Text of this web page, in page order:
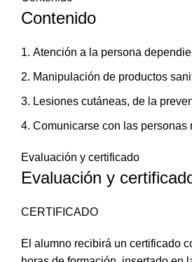
Contenido
Atención a la persona
Manipulación de productos
Lesiones cutáneas, de la
Comunicarse con las personas
Evaluación y certificado
Evaluación y
CERTIFICADO
El alumno recibirá un certificado